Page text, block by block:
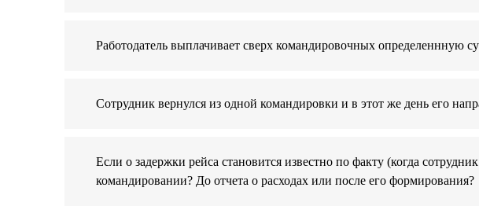
Работодатель выплачивает сверх командировочных определеннную
Сотрудник вернулся из одной командировки и в этот же день его
Если о задержки рейса становится известно по факту (когда
командировании? До отчета о расходах или после его формирования?